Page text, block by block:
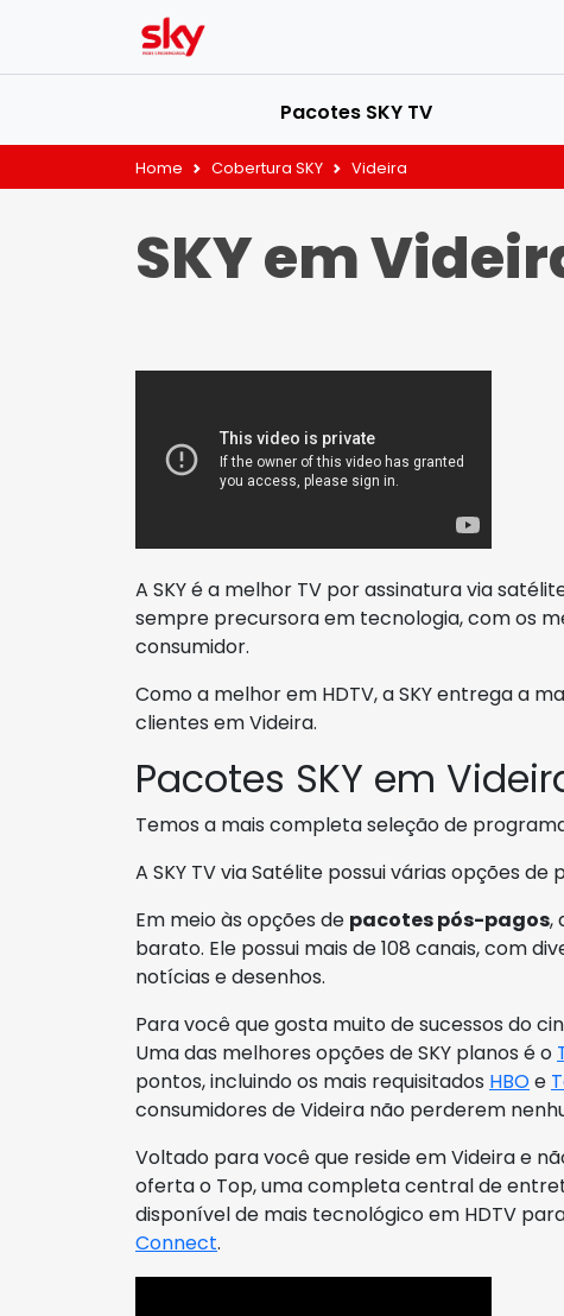
Pacotes SKY TV
Home Cobertura SKY Videira
SKY em
A SKY é a melhor TV por assinatura via
sempre precursora em tecnologia, com os
consumidor.
Como a melhor em HDTV, a SKY entrega a
clientes em Videira.
Pacotes SKY em
Temos a mais completa seleção de
A SKY TV via Satélite possui várias opções
Em meio às opções de pacotes pós-pagos,
barato. Ele possui mais de 108 canais, com
notícias e desenhos.
Para você que gosta muito de sucessos do
Uma das melhores opções de SKY planos é o
pontos, incluindo os mais requisitados HBOe
consumidores de Videira não perderem
Voltado para você que reside em Videira e
oferta o Top, uma completa central de
disponível de mais tecnológico em HDTV
Connect.